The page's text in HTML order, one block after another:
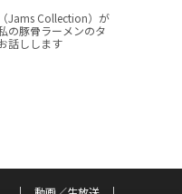
Jams Collection）が
の豚骨ラーメンのタ
話しします